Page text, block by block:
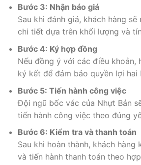
Bước 3: Nhận báo giá
Sau khi đánh giá, khách hàng
chi tiết dựa trên khối lượng và
Bước 4: Ký hợp đồng
Nếu đồng ý với các điều khoản,
ký kết để đảm bảo quyền lợi hai
Bước 5: Tiến hành công việc
Đội ngũ bốc vác của Nhựt Bản
tiến hành công việc theo đúng
Bước 6: Kiểm tra và thanh toán
Sau khi hoàn thành, khách hàng
và tiến hành thanh toán theo